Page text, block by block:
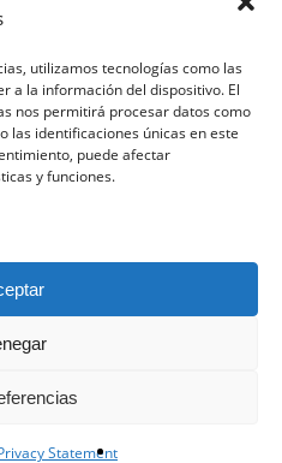
utilizamos tecnologías como las
a la información del dispositivo. El
nos permitirá procesar datos como
las identificaciones únicas en este
puede afectar
y funciones.
Statement
whatsapp email
Piedras SL